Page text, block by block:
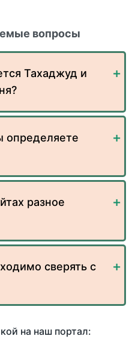
вопросы
Тахаджуд и
определяете
разное
сверять с
на наш портал: